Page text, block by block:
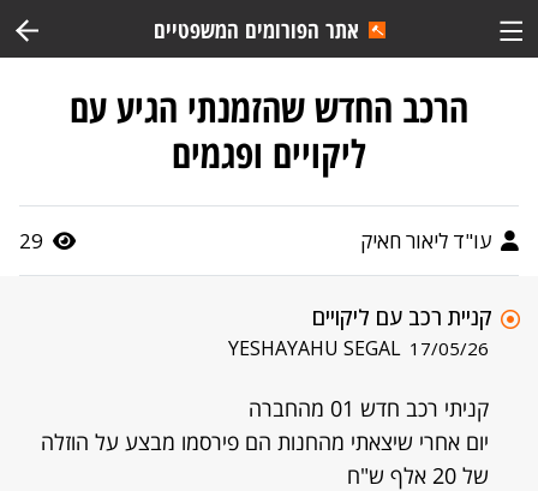
אתר הפורומים המשפטיים
הרכב החדש שהזמנתי הגיע עם
ליקויים ופגמים
עו"ד ליאור חאיק 29
קניית רכב עם ליקויים
YESHAYAHU SEGAL 17/05/26
קניתי רכב חדש 01 מהחברה
יום אחרי שיצאתי מהחנות הם פירסמו מבצע על הוזלה
של 20 אלף ש"ח